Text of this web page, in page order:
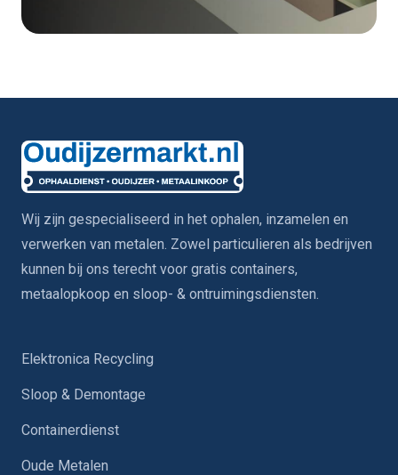
Wij zijn gespecialiseerd in het ophalen, inzamelen en
verwerken van metalen. Zowel particulieren als bedrijven
kunnen bij ons terecht voor gratis containers,
metaalopkoop en sloop- & ontruimingsdiensten.
Elektronica Recycling
Sloop & Demontage
Containerdienst
Oude Metalen